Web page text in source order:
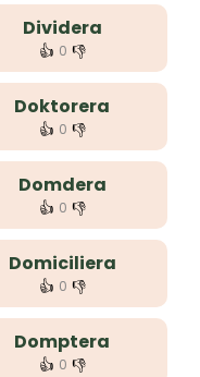
Dividera
👍 0 👎
Doktorera
👍 0 👎
Domdera
👍 0 👎
Domiciliera
👍 0 👎
Domptera
👍 0 👎